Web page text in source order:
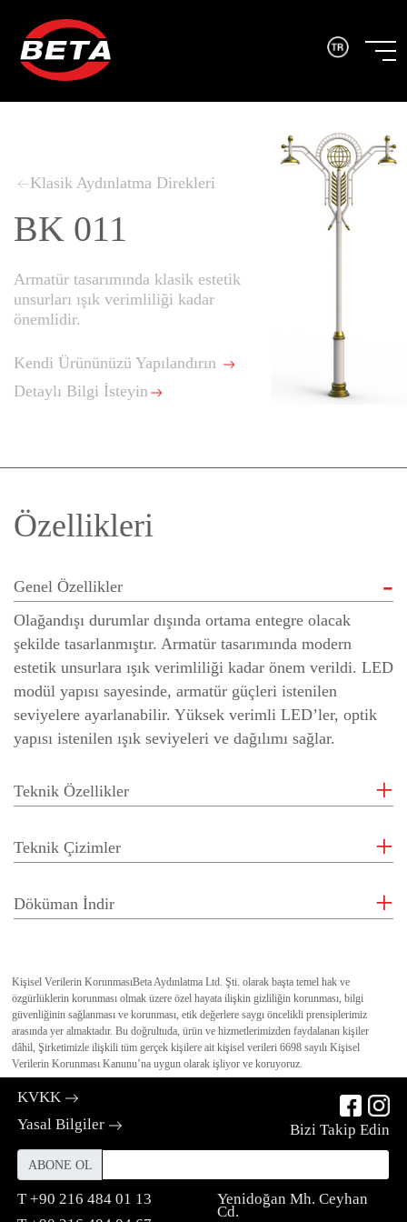
Klasik Aydınlatma Direkleri
BK 011
Armatür tasarımında klasik estetik
unsurları ışık verimliliği kadar
önemlidir.
Kendi Ürününüzü Yapılandırın
Detaylı Bilgi İsteyin
Özellikleri
Genel Özellikler
Olağandışı durumlar dışında ortama entegre olacak
şekilde tasarlanmıştır. Armatür tasarımında modern
estetik unsurlara ışık verimliliği kadar önem verildi. LED
modül yapısı sayesinde, armatür güçleri istenilen
seviyelere ayarlanabilir. Yüksek verimli LED’ler, optik
yapısı istenilen ışık seviyeleri ve dağılımı sağlar.
Teknik Özellikler
Teknik Çizimler
Döküman İndir
Kişisel Verilerin KorunmasıBeta Aydınlatma Ltd. Şti. olarak başta temel hak ve
özgürlüklerin korunması olmak üzere özel hayata ilişkin gizliliğin korunması, bilgi
güvenliğinin sağlanması ve korunması, etik değerlere saygı öncelikli prensiplerimiz
arasında yer almaktadır. Bu doğrultuda, ürün ve hizmetlerimizden faydalanan kişiler
dâhil, Şirketimizle ilişkili tüm gerçek kişilere ait kişisel verileri 6698 sayılı Kişisel
T+90 216 484 01 13
Yenidoğan Mh. Ceyhan
Cd.
KVKK
Yasal Bilgiler
Bizi Takip Edin
ABONE OL